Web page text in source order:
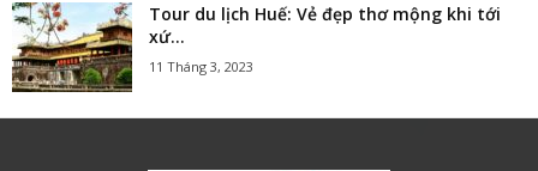
Tour du lịch Huế: Vẻ đẹp thơ mộng khi tới
xứ...
11 Tháng 3, 2023